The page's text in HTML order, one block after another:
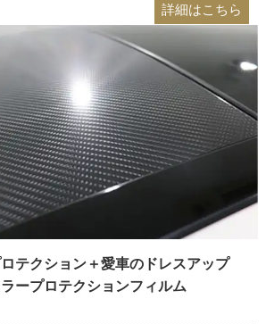
詳細はこちら
テクション＋愛車のドレスアップ
ープロテクションフィルム